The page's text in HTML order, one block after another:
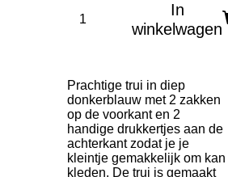
In
winkelwagen
Prachtige trui in diep
donkerblauw met 2 zakken
op de voorkant en 2
handige drukkertjes aan de
achterkant zodat je je
kleintje gemakkelijk om kan
kleden. De trui is gemaakt